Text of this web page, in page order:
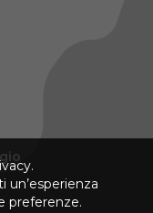
un’esperienza
preferenze.